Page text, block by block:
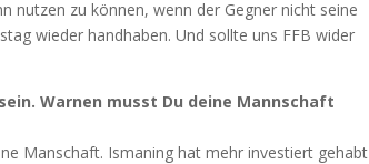
nutzen zu können, wenn der Gegner nicht seine
wieder handhaben. Und sollte uns FFB wider
Warnen musst Du deine Mannschaft
Manschaft. Ismaning hat mehr investiert gehabt